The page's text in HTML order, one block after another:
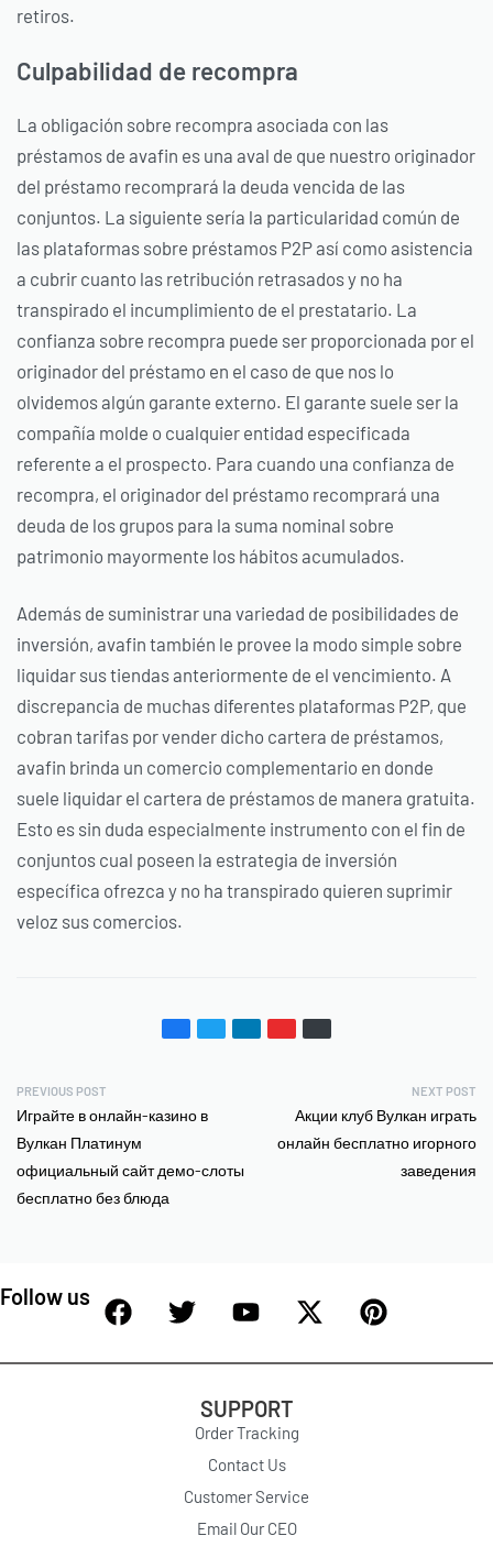
retiros.
Culpabilidad de recompra
La obligación sobre recompra asociada con las
préstamos de avafin es una aval de que nuestro originador
del préstamo recomprará la deuda vencida de las
conjuntos. La siguiente sería la particularidad común de
las plataformas sobre préstamos P2P así­ como asistencia
a cubrir cuanto las retribución retrasados ​​y no ha
transpirado el incumplimiento de el prestatario. La
confianza sobre recompra puede ser proporcionada por el
originador del préstamo en el caso de que nos lo
olvidemos algún garante externo. El garante suele ser la
compañía molde o cualquier entidad especificada
referente a el prospecto. Para cuando una confianza de
recompra, el originador del préstamo recomprará una
deuda de los grupos para la suma nominal sobre
patrimonio mayormente los hábitos acumulados.
Además de suministrar una variedad de posibilidades de
inversión, avafin también le provee la modo simple sobre
liquidar sus tiendas anteriormente de el vencimiento. A
discrepancia de muchas diferentes plataformas P2P, que
cobran tarifas por vender dicho cartera de préstamos,
avafin brinda un comercio complementario en donde
suele liquidar el cartera de préstamos de manera gratuita.
Esto es sin duda especialmente instrumento con el fin de
conjuntos cual poseen la estrategia de inversión
específica ofrezca y no ha transpirado quieren suprimir
veloz sus comercios.
PREVIOUS POST
Играйте в онлайн-казино в
Вулкан Платинум
официальный сайт демо-слоты
бесплатно без блюда
NEXT POST
Акции клуб Вулкан играть
онлайн бесплатно игорного
заведения
Follow us
SUPPORT
Order Tracking
Contact Us
Customer Service
Email Our CEO